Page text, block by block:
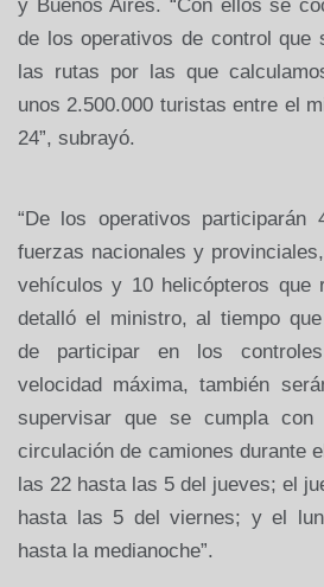
y Buenos Aires. “Con ellos se
de los operativos de control que
las rutas por las que
unos 2.500.000 turistas entre el
24”, subrayó.
“De los operativos participarán
fuerzas nacionales y
vehículos y 10 helicópteros que
detalló el ministro, al tiempo
de participar en los
velocidad máxima, también
supervisar que se cumpla
circulación de camiones durante
las 22 hasta las 5 del jueves; el
hasta las 5 del viernes; y el
hasta la medianoche”.